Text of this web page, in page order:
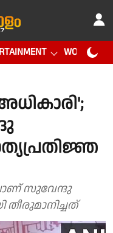
WORLD CUP
സുവേന്ദു
തീരുമാനിച്ചത്